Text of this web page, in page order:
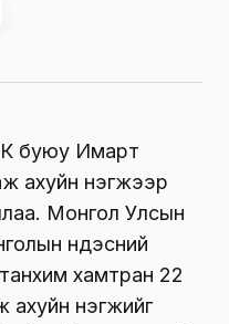
буюу Имарт
ахуйн нэгжээр
Монгол Улсын
үндэсний
хамтран 22
нэгжийг